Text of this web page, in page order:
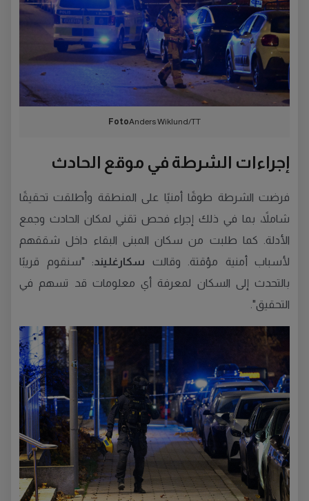
FotoAnders Wiklund/TT
إجراءات الشرطة في موقع الحادث
فرضت الشرطة طوقًا أمنيًا على المنطقة وأطلقت تحقيقًا
شاملاً، بما في ذلك إجراء فحص تقني لمكان الحادث وجمع
الأدلة. كما طلبت من سكان المبنى البقاء داخل شققهم
لأسباب أمنية مؤقتة. وقالت سكارغليند: "سنقوم قريبًا
بالتحدث إلى السكان لمعرفة أي معلومات قد تسهم في
التحقيق".